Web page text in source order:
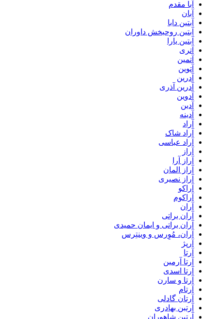
آبا مقدم
آبان
آبتین دابا
آبتین روحبخش داوران
آبتین یارا
آتری
آتمین
آتوین
آدرین
آدرین آذری
آدوین
آدین
آدینه
آراد
آراد شاک
آراد عباسی
آراز
آراز آرا
آراز المان
آراز نصیری
آراکو
آراکوم
آران
آران براتی
آران براتی و ایمان حمیدی
آران، مُوِرس و وینتِرس
آرپژ
آرتا
آرتا آرمین
آرتا اسدی
آرتا و سارن
آرتام
آرتان گادلی
آرتبن بهادری
آرتين شاهوران